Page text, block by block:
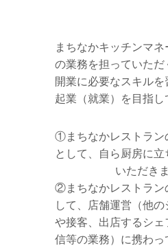
まちなかキッチンマ
の業務を担っていた
開業に必要なスキル
起業（就業）を目指し
①まちなかレストラン
として、自ら厨房に
いただきま
②まちなかレストラン
して、店舗運営（他
や接客、出店するシ
信等の業務）に携わっ